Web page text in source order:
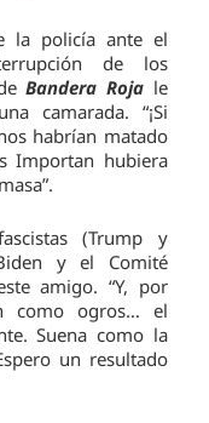
la policía ante el
de los
Bandera Rojale
camarada. “¡Si
habrían matado
Importan hubiera
(Trump y
y el Comité
amigo. “Y, por
como ogros… el
Suena como la
un resultado